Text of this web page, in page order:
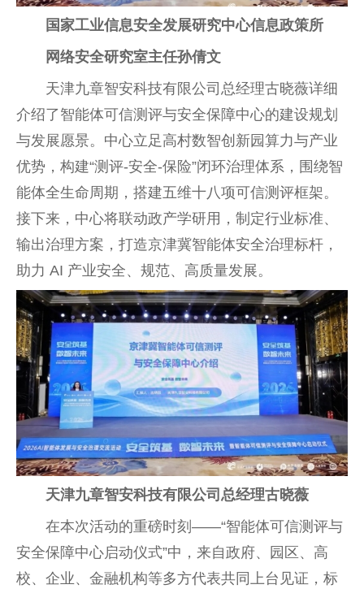
国家工业信息安全发展研究中心信息政策所
网络安全研究室主任孙倩文
天津九章智安科技有限公司总经理古晓薇详细
介绍了智能体可信测评与安全保障中心的建设规划
与发展愿景。中心立足高村数智创新园算力与产业
优势，构建“测评-安全-保险”闭环治理体系，围绕智
能体全生命周期，搭建五维十八项可信测评框架。
接下来，中心将联动政产学研用，制定行业标准、
输出治理方案，打造京津冀智能体安全治理标杆，
助力 AI 产业安全、规范、高质量发展。
天津九章智安科技有限公司总经理古晓薇
在本次活动的重磅时刻——“智能体可信测评与
安全保障中心启动仪式”中，来自政府、园区、高
校、企业、金融机构等多方代表共同上台见证，标